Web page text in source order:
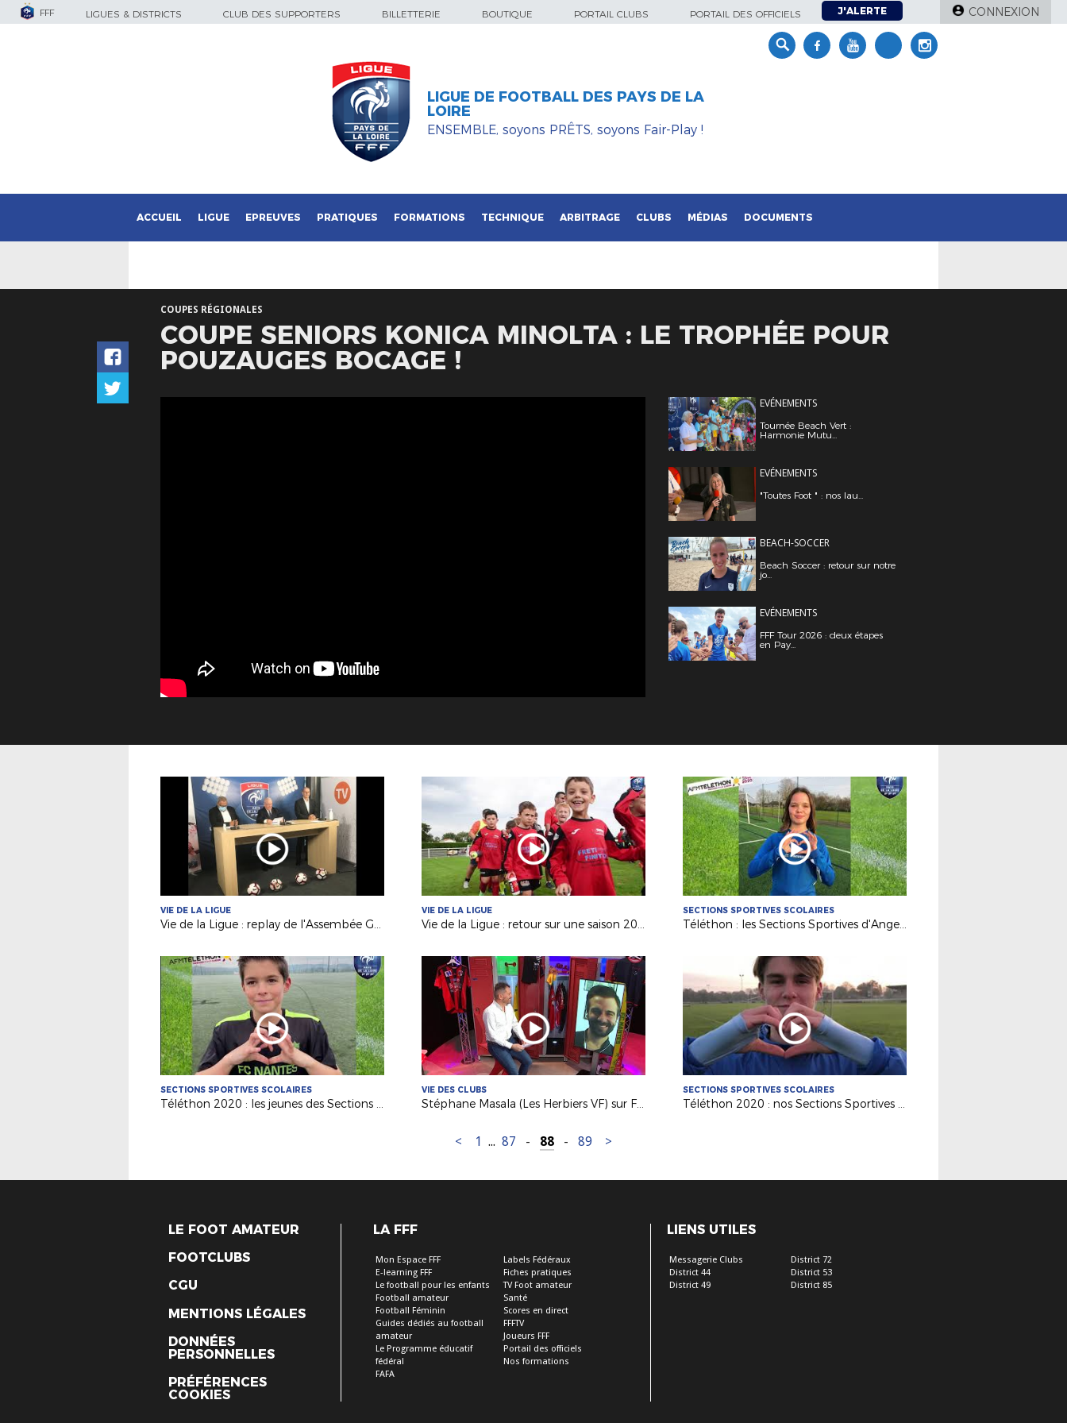
FFF LIGUES & DISTRICTS CLUB DES SUPPORTERS BILLETTERIE BOUTIQUE PORTAIL CLUBS PORTAIL DES OFFICIELS J'ALERTE CONNEXION
LIGUE DE FOOTBALL DES PAYS DE LA
LOIRE
ENSEMBLE, soyons PRÊTS, soyons Fair-Play !
ACCUEIL LIGUE EPREUVES PRATIQUES FORMATIONS TECHNIQUE ARBITRAGE CLUBS MÉDIAS DOCUMENTS
COUPES RÉGIONALES
COUPE SENIORS KONICA MINOLTA : LE TROPHÉE POUR
POUZAUGES BOCAGE !
EVÉNEMENTS
Tournée Beach Vert :
Harmonie Mutu...
EVÉNEMENTS
"Toutes Foot " : nos lau...
BEACH-SOCCER
Beach Soccer : retour sur notre
jo...
EVÉNEMENTS
FFF Tour 2026 : deux étapes
en Pay...
VIE DE LA LIGUE
Vie de la Ligue : replay de l'Assembée Générale
VIE DE LA LIGUE
Vie de la Ligue : retour sur une saison 2019-2020 inédite !
SECTIONS SPORTIVES SCOLAIRES
Téléthon : les Sections Sportives d'Angers et Carquefou mobilisées !
SECTIONS SPORTIVES SCOLAIRES
Téléthon 2020 : les jeunes des Sections Sportives donnent du coeur !
VIE DES CLUBS
Stéphane Masala (Les Herbiers VF) sur France 3 PDL
SECTIONS SPORTIVES SCOLAIRES
Téléthon 2020 : nos Sections Sportives mobilisées !
< 1 ... 87 - 88 - 89 >
LE FOOT AMATEUR
FOOTCLUBS
CGU
MENTIONS LÉGALES
DONNÉES
PERSONNELLES
PRÉFÉRENCES
COOKIES
LA FFF
Mon Espace FFF
E-learning FFF
Le football pour les enfants
Football amateur
Football Féminin
Guides dédiés au football
amateur
Le Programme éducatif
fédéral
FAFA
Labels Fédéraux
Fiches pratiques
TV Foot amateur
Santé
Scores en direct
FFFTV
Joueurs FFF
Portail des officiels
Nos formations
LIENS UTILES
Messagerie Clubs
District 44
District 49
District 72
District 53
District 85